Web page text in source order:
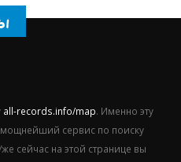
all-records.info/map. Именно эту
сервис по поиску
сейчас на этой странице вы